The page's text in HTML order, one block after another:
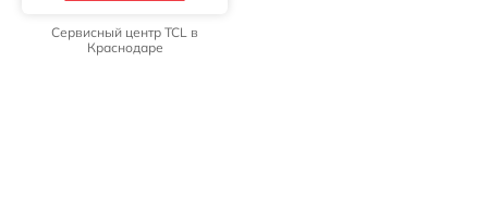
Сервисный центр TCL в
Краснодаре